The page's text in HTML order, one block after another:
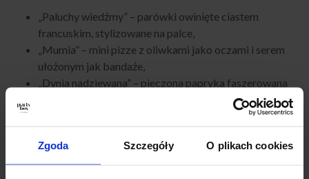
Zgoda Szczegóły O plikach cookies
„Paluchy wiedźmy” – parówki owinięte ciastem
francuskim, stylizowane na palce,
„Mumia” – mini pizze z oliwkami jako oczami i serem
ułożonym jak bandaże,
„Dynia nadziewana” – pieczona papryka faszerowana
zupa dyniowa w kremowej wersji, podana w małych
makaron z czarnym atramentem kałamarnicy jako
„makaron potworów”.